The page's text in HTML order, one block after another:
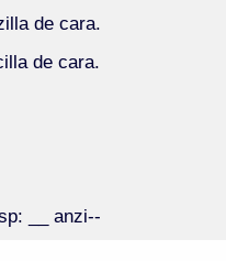
de cara.
de cara.
__ anzi--